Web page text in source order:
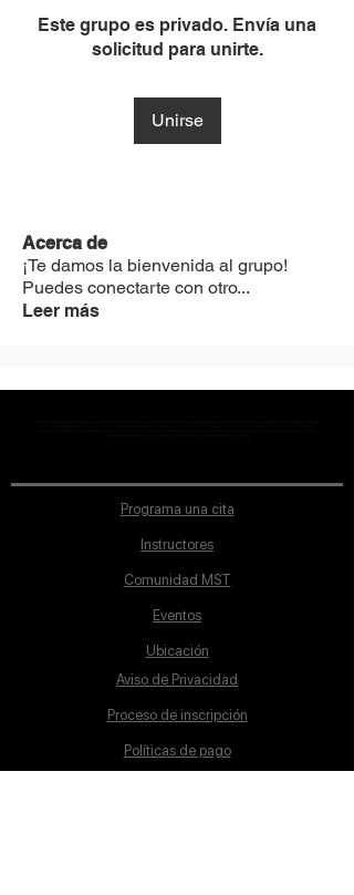
Este grupo es privado. Envía una
solicitud para unirte.
Unirse
Acerca de
¡Te damos la bienvenida al grupo!
Puedes conectarte con otro...
Leer más
Programa una cita
Instructores
Comunidad MST
Eventos
Ubicación
Aviso de Privacidad
Proceso de inscripción
Políticas de pago